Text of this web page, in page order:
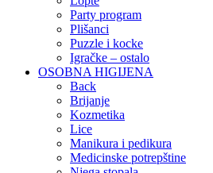
Party program
Plišanci
Puzzle i kocke
Igračke – ostalo
OSOBNA HIGIJENA
Back
Brijanje
Kozmetika
Lice
Manikura i pedikura
Medicinske potrepštine